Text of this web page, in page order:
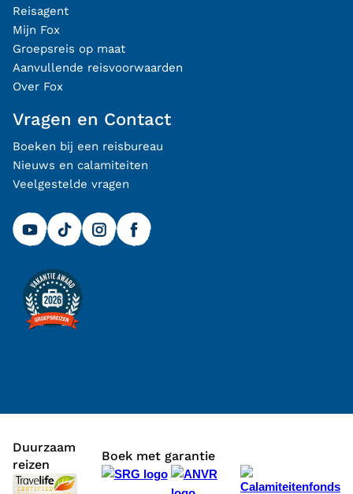
Reisagent
Mijn Fox
Groepsreis op maat
Aanvullende reisvoorwaarden
Over Fox
Vragen en Contact
Boeken bij een reisbureau
Nieuws en calamiteiten
Veelgestelde vragen
Duurzaam
reizen
Boek met garantie